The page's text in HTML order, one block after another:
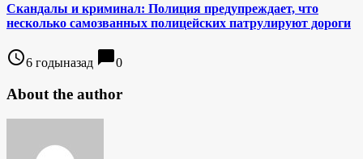
Скандалы и криминал: Полиция предупреждает, что
несколько самозванных полицейских патрулируют дороги
access_time6 годыназад chat_bubble0
About the author